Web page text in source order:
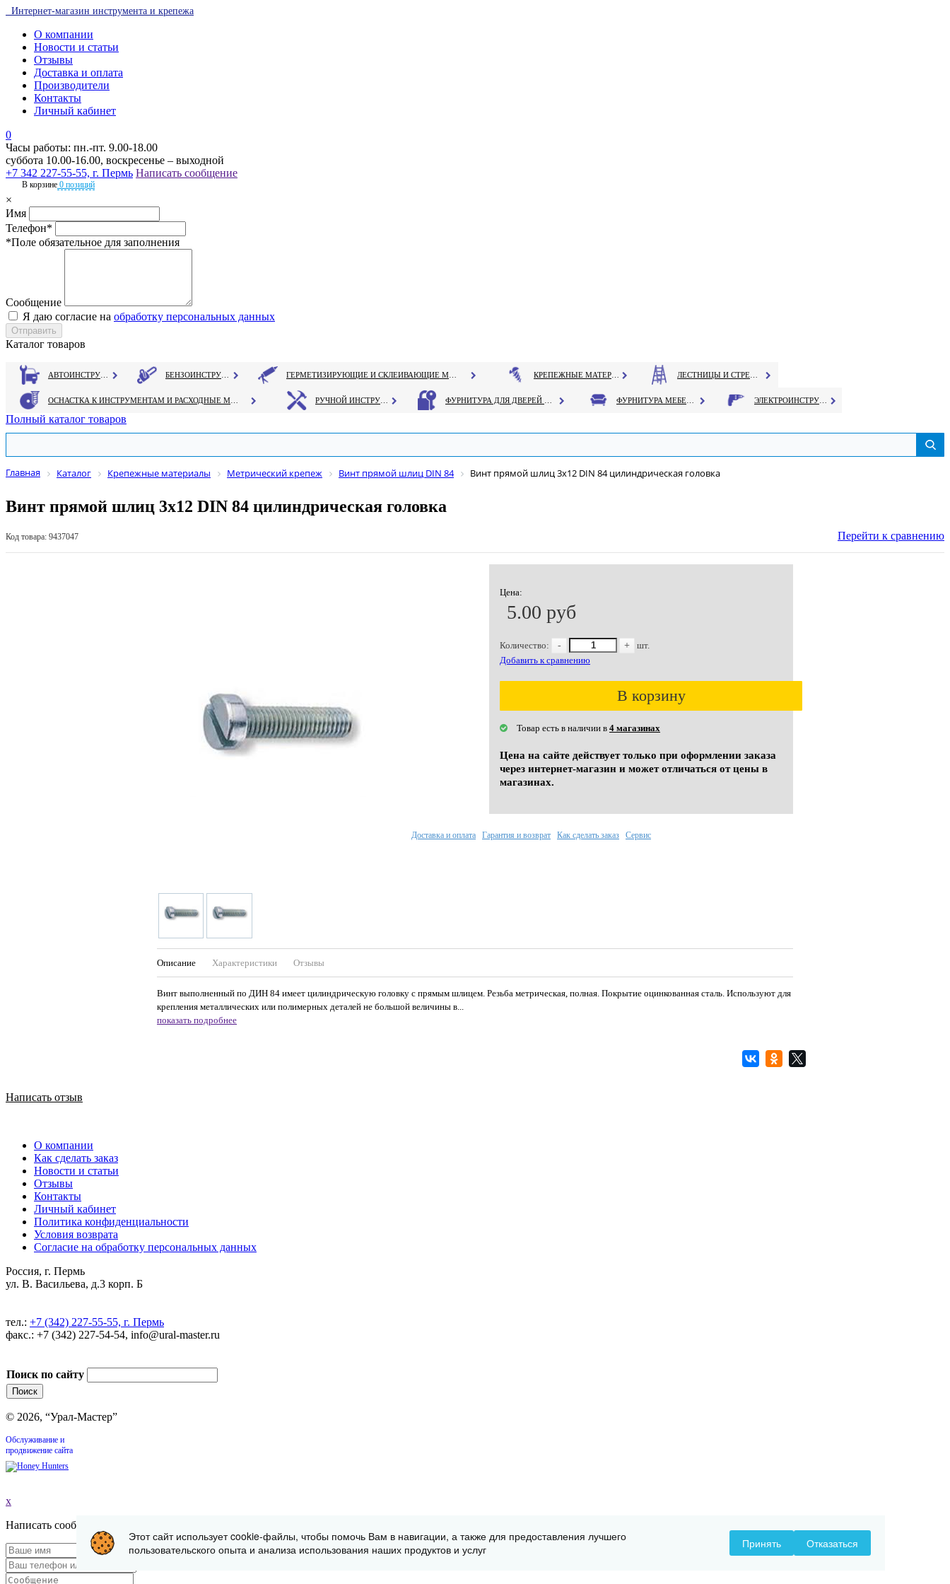
Интернет-магазин инструмента и крепежа
О компании
Новости и статьи
Отзывы
Доставка и оплата
Производители
Контакты
Личный кабинет
0
Часы работы: пн.-пт. 9.00-18.00
суббота 10.00-16.00, воскресенье – выходной
+7 342 227-55-55, г. Пермь Написать сообщение
В корзине 0 позиций
×
Имя
Телефон*
*Поле обязательное для заполнения
Сообщение
Я даю согласие на обработку персональных данных
Каталог товаров
Полный каталог товаров
Главная Каталог Крепежные материалы Метрический крепеж Винт прямой шлиц DIN 84 Винт прямой шлиц 3х12 DIN 84 цилиндрическая головка
Винт прямой шлиц 3х12 DIN 84 цилиндрическая головка
Код товара: 9437047 Перейти к сравнению
Цена:
5.00 руб
Количество: - +
шт.
Добавить к сравнению
В корзину
Товар есть в наличии в 4 магазинах
Цена на сайте действует только при оформлении заказа
через интернет-магазин и может отличаться от цены в
магазинах.
Описание Характеристики Отзывы
Винт выполненный по ДИН 84 имеет цилиндрическую головку с прямым шлицем. Резьба метрическая, полная. Покрытие оцинкованная сталь. Используют для
крепления металлических или полимерных деталей не большой величины в...
показать подробнее
Доставка и оплата Гарантия и возврат Как сделать заказ Сервис
Написать отзыв
О компании
Как сделать заказ
Новости и статьи
Отзывы
Контакты
Личный кабинет
Политика конфиденциальности
Условия возврата
Согласие на обработку персональных данных
Россия, г. Пермь
ул. В. Васильева, д.3 корп. Б
тел.: +7 (342) 227-55-55, г. Пермь
факс.: +7 (342) 227-54-54, info@ural-master.ru
Поиск по сайту
© 2026, “Урал-Мастер”
Обслуживание и
продвижение сайта
x
Написать сообщение
Этот сайт использует cookie-файлы, чтобы помочь Вам в навигации, а также для предоставления лучшего
пользовательского опыта и анализа использования наших продуктов и услуг
Принять Отказаться